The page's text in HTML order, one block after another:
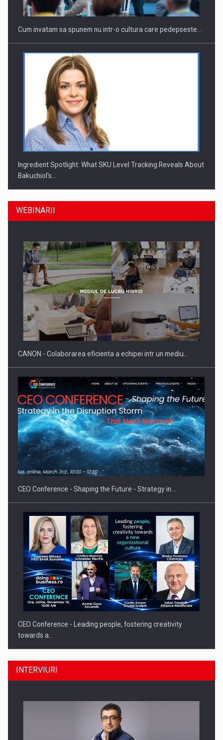
Cum invatam sa spunem nu intr-o cultura care pedepseste…
Ingredient Spotlight: What SKU Level Tracking Reveals About
Bakuchiol's…
Producatorii si comerciantii care nu se supun noilor
reglementari…
Proteinmaxxing and the Future of Protein Demand
WEBINARII
CANON - Colaborarea eficienta a echipei intr un mediu…
CEO Conference - Shaping the Future - Strategy in…
CEO Conference - Leading people, fostering creativity
towards a…
INTERVIURI